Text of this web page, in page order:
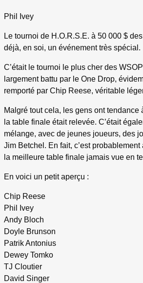
Phil Ivey
Le tournoi de H.O.R.S.E. à 50 000 $
déjà, en soi, un événement très spécial.
C’était le tournoi le plus cher des
largement battu par le One Drop,
remporté par Chip Reese, véritable
Malgré tout cela, les gens ont tendance
la table finale était relevée. C’était
mélange, avec de jeunes joueurs, des
Jim Betchel. En fait, c’est probablement
la meilleure table finale jamais vue en
En voici un petit aperçu :
Chip Reese
Phil Ivey
Andy Bloch
Doyle Brunson
Patrik Antonius
Dewey Tomko
TJ Cloutier
David Singer